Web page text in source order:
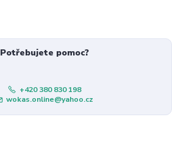
Potřebujete pomoc?
+420 380 830 198
wokas.online@yahoo.cz